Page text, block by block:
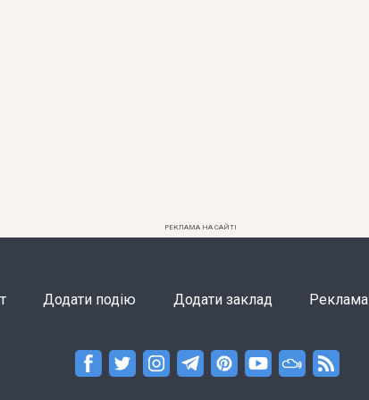
РЕКЛАМА НА САЙТІ
Додати подію Додати заклад Реклама